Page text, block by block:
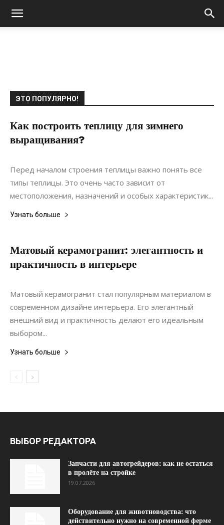
ЭТО ПОПУЛЯРНО!
Как построить теплицу для зимнего
выращивания?
25.10.2017
Перед началом строения теплицы важно понять все
типы теплицы. Это очень часто зависит от
местоположения, назначений и особых характеристик...
Узнать больше
Матовый керамогранит: элегантность и
практичность в интерьере
20.06.2022
Матовый керамогранит стал популярным материалом в
современном дизайне интерьера. Его элегантный
внешний вид и практичность делают его идеальным
выбором...
Узнать больше
ВЫБОР РЕДАКТОРА
Запчасти для автогрейдеров: как не остаться
в пролёте на стройке
19.07.2026
Оборудование для животноводства: что
действительно нужно на современной ферме